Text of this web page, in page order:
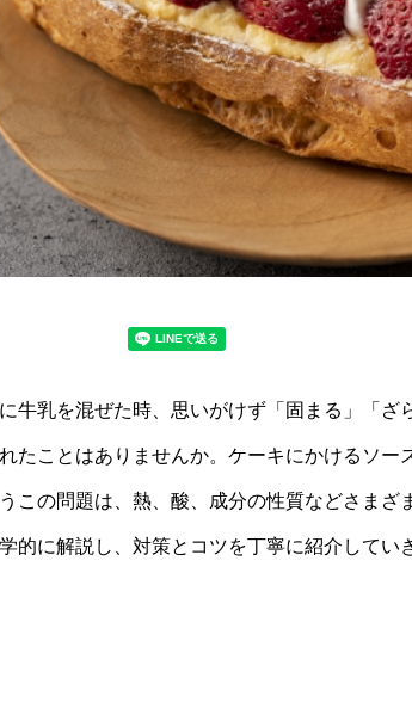
牛乳を混ぜた時、思いがけず「固まる」「ざ
たことはありませんか。ケーキにかけるソー
この問題は、熱、酸、成分の性質などさま
的に解説し、対策とコツを丁寧に紹介してい